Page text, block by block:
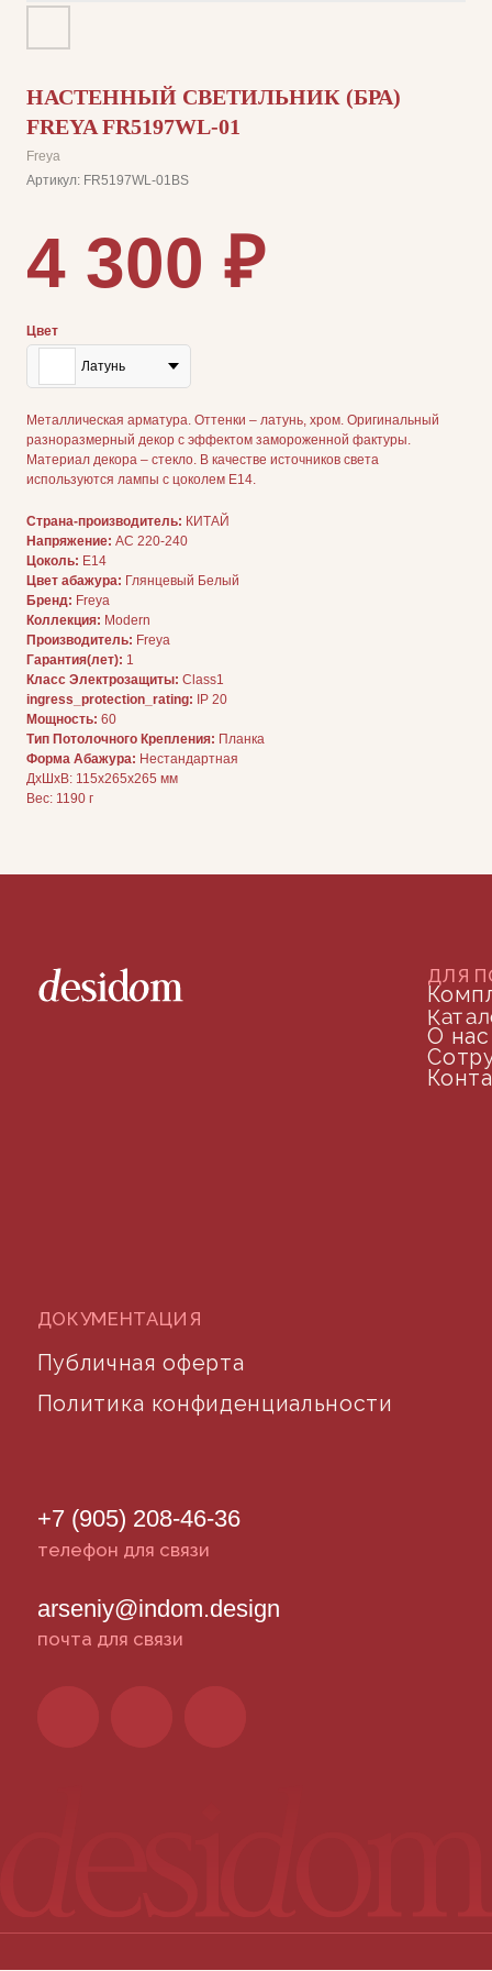
НАСТЕННЫЙ СВЕТИЛЬНИК (БРА)
FREYA FR5197WL-01
Freya
Артикул: FR5197WL-01BS
4 300 ₽
Цвет
Латунь
Металлическая арматура. Оттенки – латунь, хром. Оригинальный
разноразмерный декор с эффектом замороженной фактуры.
Материал декора – стекло. В качестве источников света
используются лампы с цоколем Е14.
Страна-производитель: КИТАЙ
Напряжение: AC 220-240
Цоколь: E14
Цвет абажура: Глянцевый Белый
Бренд: Freya
Коллекция: Modern
Производитель: Freya
Гарантия(лет): 1
Класс Электрозащиты: Class1
ingress_protection_rating: IP 20
Мощность: 60
Тип Потолочного Крепления: Планка
Форма Абажура: Нестандартная
ДxШxВ: 115x265x265 мм
Вес: 1190 г
ДОКУМЕНТАЦИЯ
телефон для связи
arseniy@indom.design